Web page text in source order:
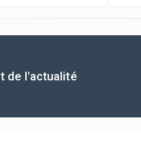
de l'actualité